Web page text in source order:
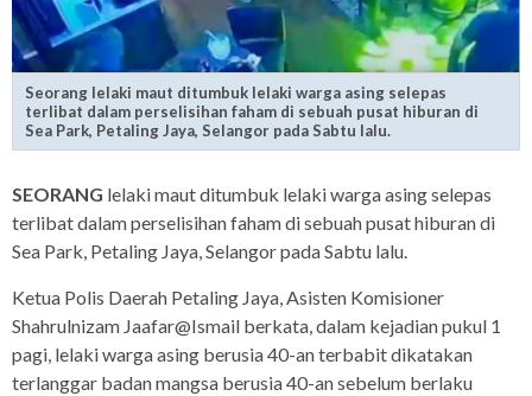
Seorang lelaki maut ditumbuk lelaki warga asing selepas
terlibat dalam perselisihan faham di sebuah pusat hiburan di
Sea Park, Petaling Jaya, Selangor pada Sabtu lalu.
SEORANG lelaki maut ditumbuk lelaki warga asing selepas
terlibat dalam perselisihan faham di sebuah pusat hiburan di
Sea Park, Petaling Jaya, Selangor pada Sabtu lalu.
Ketua Polis Daerah Petaling Jaya, Asisten Komisioner
Shahrulnizam Jaafar@Ismail berkata, dalam kejadian pukul 1
pagi, lelaki warga asing berusia 40-an terbabit dikatakan
terlanggar badan mangsa berusia 40-an sebelum berlaku